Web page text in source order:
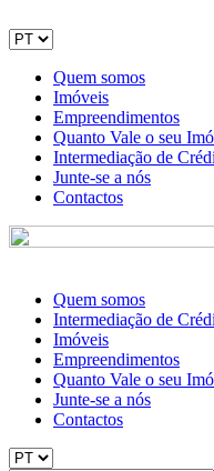
Quem somos
Imóveis
Empreendimentos
Quanto Vale o seu
Intermediação de
Junte-se a nós
Contactos
Quem somos
Intermediação de
Imóveis
Empreendimentos
Quanto Vale o seu
Junte-se a nós
Contactos